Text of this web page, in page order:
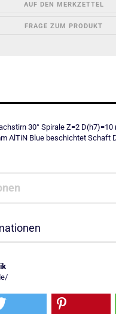
AUF DEN MERKZETTEL
FRAGE ZUM PRODUKT
30° Spirale Z=2 D(h7)=10
AlTiN Blue beschichtet Schaft